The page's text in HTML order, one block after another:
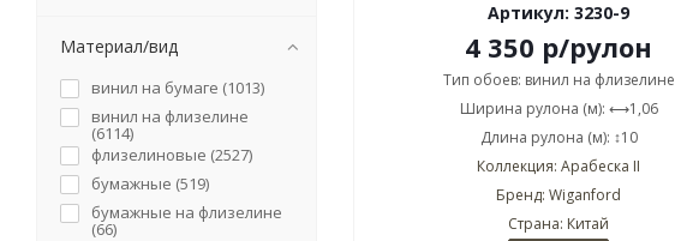
Артикул: 3230-9
4 350 р/рулон
Тип обоев: винил на флизелине
Ширина рулона (м): ⟷1,06
Длина рулона (м): ↕10
Коллекция: Арабеска II
Бренд: Wiganford
Страна: Китай
Материал/вид
винил на бумаге (1013)
винил на флизелине
(6114)
флизелиновые (2527)
бумажные (519)
бумажные на флизелине
(66)